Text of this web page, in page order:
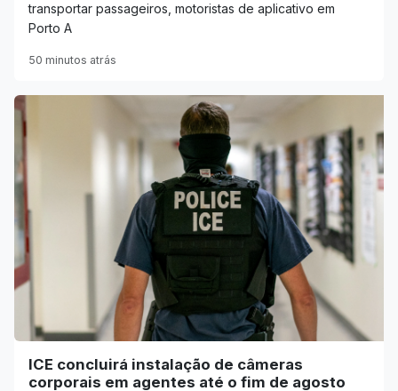
transportar passageiros, motoristas de aplicativo em
Porto A
50 minutos atrás
ICE concluirá instalação de câmeras
corporais em agentes até o fim de agosto